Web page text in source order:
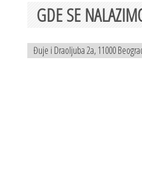
GDE SE
Đuje i Draoljuba 2a, 11000